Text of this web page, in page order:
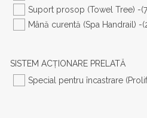
Suport prosop (Towel Tree) -
Mână curentă (Spa Handrail) -
SISTEM ACȚIONARE PRELATĂ
Special pentru încastrare